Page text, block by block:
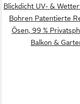
Blickdicht UV- &
Bohren Patentierte
Ösen, 99 %
Balkon &